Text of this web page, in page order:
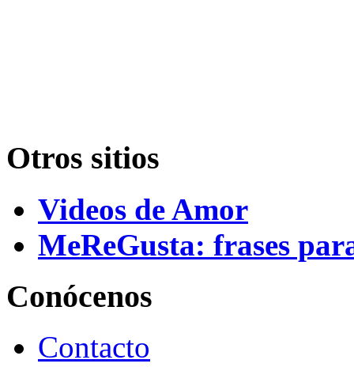
Otros sitios
Videos de Amor
MeReGusta: frases
Conócenos
Contacto